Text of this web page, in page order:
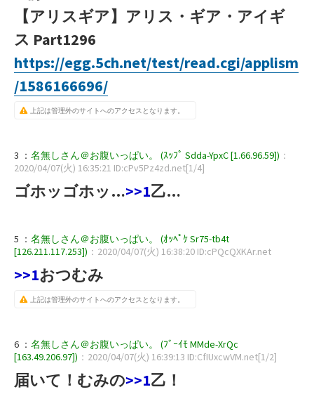
【アリスギア】アリス・ギア・アイギ
ス Part1296
https://egg.5ch.net/test/read.cgi/applism
/1586166696/
上記は管理外のサイトへのアクセスとなります。
3 ： 名無しさん＠お腹いっぱい。 (ｽｯﾌﾟ Sdda-YpxC [1.66.96.59]) ：
2020/04/07(火) 16:35:21 ID:cPv5Pz4zd.net[1/4]
ゴホッゴホッ…>>1乙…
5 ： 名無しさん＠お腹いっぱい。 (ｵｯﾍﾟｹ Sr75-tb4t
[126.211.117.253]) ：2020/04/07(火) 16:38:20 ID:cPQcQXKAr.net
>>1おつむみ
上記は管理外のサイトへのアクセスとなります。
6 ： 名無しさん＠お腹いっぱい。 (ﾌﾞｰｲﾓ MMde-XrQc
[163.49.206.97]) ：2020/04/07(火) 16:39:13 ID:CfIUxcwVM.net[1/2]
届いて！むみの>>1乙！